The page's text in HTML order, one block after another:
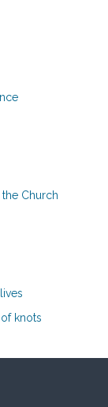
Church
knots